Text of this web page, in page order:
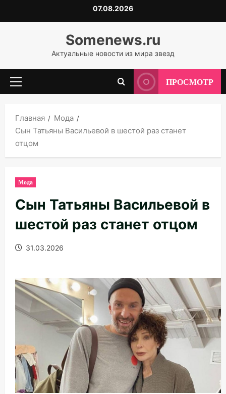
к
07.08.2026
Somenews.ru
Актуальные новости из мира звезд
Основное
ПРОСМОТР
Главная
Мода
Сын Татьяны Васильевой в шестой раз станет
отцом
Мода
Сын Татьяны Васильевой в
шестой раз станет отцом
31.03.2026